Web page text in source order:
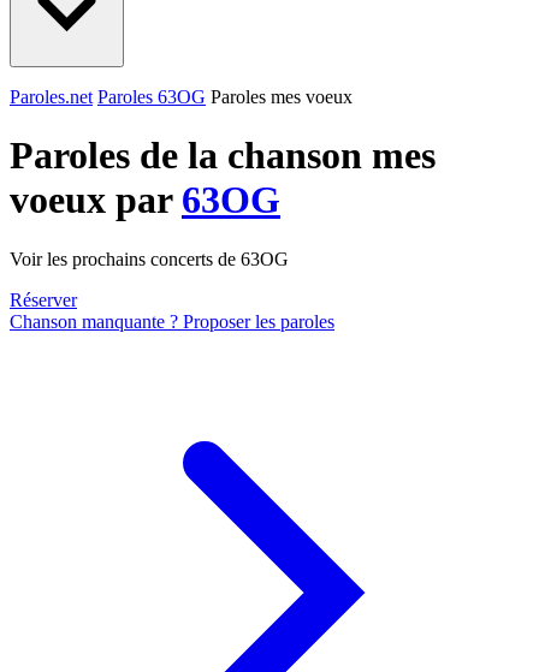
Paroles.net Paroles 63OG Paroles mes voeux
Paroles de la chanson mes
voeux par 63OG
Voir les prochains concerts de 63OG
Réserver
Chanson manquante ? Proposer les paroles